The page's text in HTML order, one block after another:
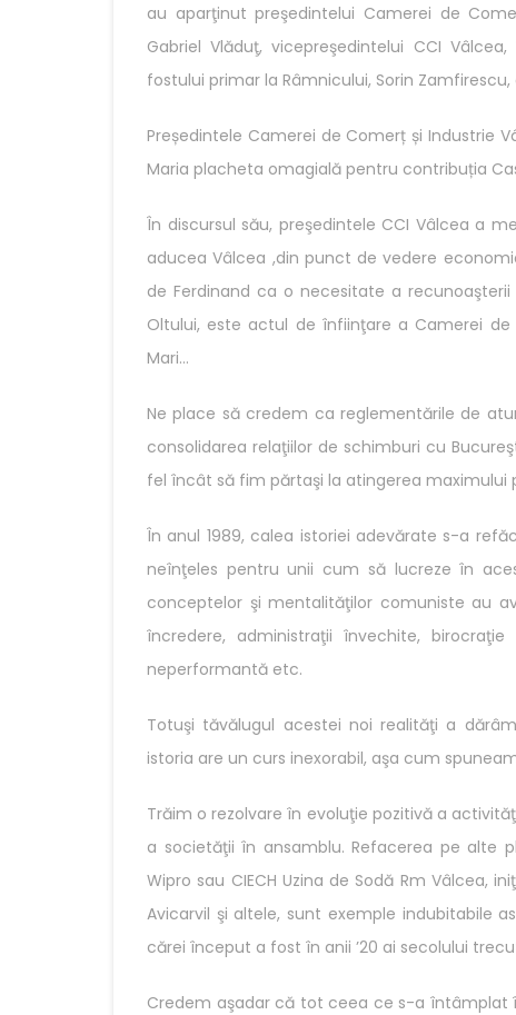
au aparţinut preşedintelui Camerei de
Gabriel Vlăduţ, vicepreşedintelui CCI
fostului primar la Râmnicului, Sorin Zamfirescu,
Președintele Camerei de Comerț și Industrie
Maria placheta omagială pentru contribuția
În discursul său, preşedintele CCI Vâlcea a
aducea Vâlcea ,din punct de vedere
de Ferdinand ca o necesitate a
Oltului, este actul de înfiinţare a Camerei
Mari…
Ne place să credem ca reglementările de
consolidarea relaţiilor de schimburi cu
fel încât să fim părtaşi la atingerea maximului
În anul 1989, calea istoriei adevărate s-a
neînţeles pentru unii cum să lucreze în
conceptelor şi mentalităţilor comuniste au
încredere, administraţii învechite,
neperformantă etc.
Totuşi tăvălugul acestei noi realităţi a
istoria are un curs inexorabil, aşa cum
Trăim o rezolvare în evoluţie pozitivă a
a societăţii în ansamblu. Refacerea pe alte
Wipro sau CIECH Uzina de Sodă Rm Vâlcea,
Avicarvil şi altele, sunt exemple indubitabile
cărei început a fost în anii ’20 ai secolului
Credem aşadar că tot ceea ce s-a întâmplat